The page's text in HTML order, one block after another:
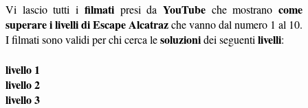
Vi lascio tutti i filmatipresi da YouTubeche mostranocome
superare i livelli di Escape Alcatrazche vanno dal numero 1 al 10.
I filmati sono validi per chi cerca lesoluzionidei seguenti livelli:
livello 1
livello 2
livello 3